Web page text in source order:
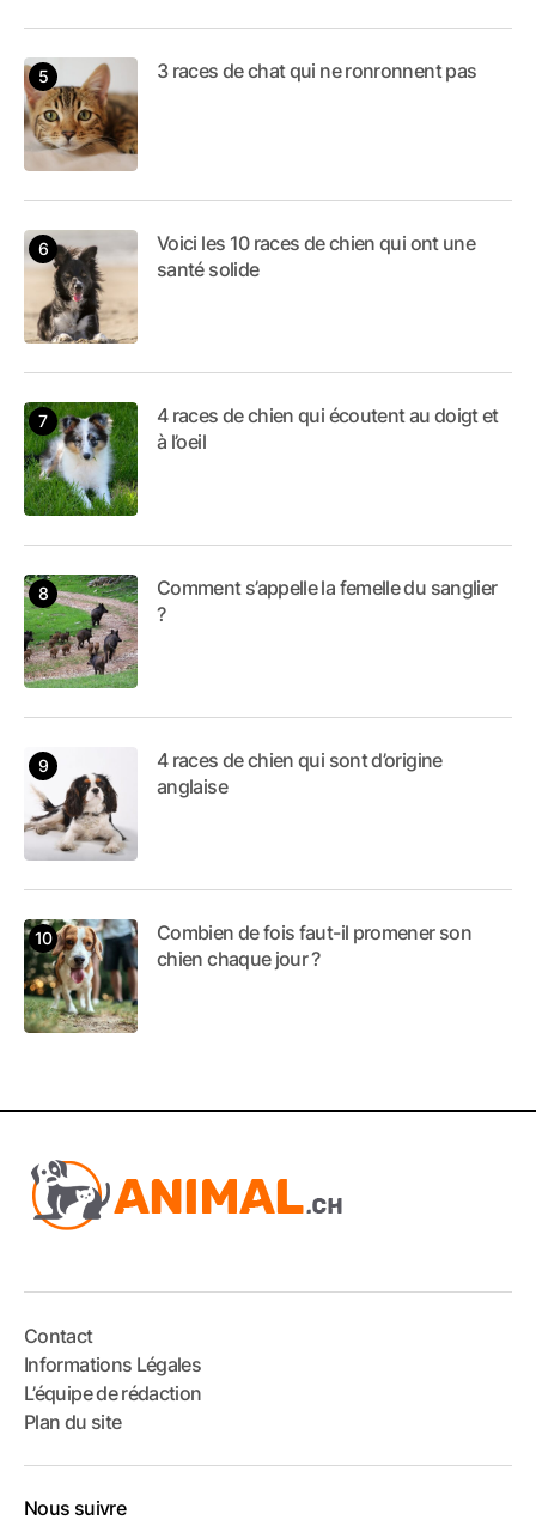
3 races de chat qui ne ronronnent pas
Voici les 10 races de chien qui ont une
santé solide
4 races de chien qui écoutent au doigt et
à l’oeil
Comment s’appelle la femelle du sanglier
?
4 races de chien qui sont d’origine
anglaise
Combien de fois faut-il promener son
chien chaque jour ?
Contact
Informations Légales
L’équipe de rédaction
Plan du site
Nous suivre